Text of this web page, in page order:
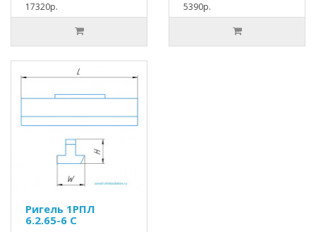
17320р.
5390р.
Ригель 1РПЛ
6.2.65-6 С